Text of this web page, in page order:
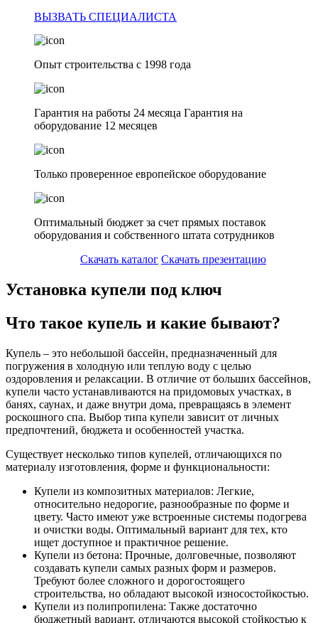
ВЫЗВАТЬ СПЕЦИАЛИСТА
Опыт строительства с 1998 года
Гарантия на работы 24 месяца Гарантия на
оборудование 12 месяцев
Только проверенное европейское оборудование
Оптимальный бюджет за счет прямых поставок
оборудования и собственного штата сотрудников
Скачать каталог Скачать презентацию
Установка купели под ключ
Что такое купель и какие бывают?
Купель – это небольшой бассейн, предназначенный для
погружения в холодную или теплую воду с целью
оздоровления и релаксации. В отличие от больших бассейнов,
купели часто устанавливаются на придомовых участках, в
банях, саунах, и даже внутри дома, превращаясь в элемент
роскошного спа. Выбор типа купели зависит от личных
предпочтений, бюджета и особенностей участка.
Существует несколько типов купелей, отличающихся по
материалу изготовления, форме и функциональности:
Купели из композитных материалов: Легкие,
относительно недорогие, разнообразные по форме и
цвету. Часто имеют уже встроенные системы подогрева
и очистки воды. Оптимальный вариант для тех, кто
ищет доступное и практичное решение.
Купели из бетона: Прочные, долговечные, позволяют
создавать купели самых разных форм и размеров.
Требуют более сложного и дорогостоящего
строительства, но обладают высокой износостойкостью.
Купели из полипропилена: Также достаточно
бюджетный вариант, отличаются высокой стойкостью к